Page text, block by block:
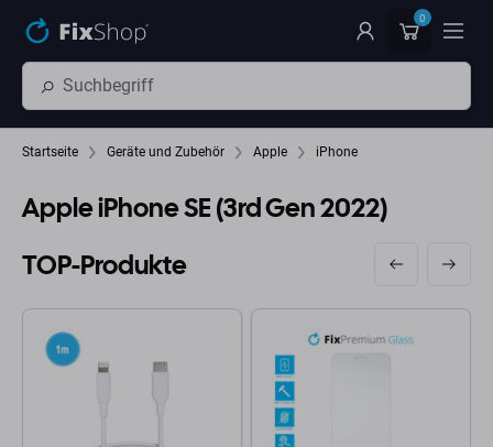
0
Startseite Geräte und Zubehör Apple iPhone
Apple iPhone SE (3rd Gen 2022)
TOP-Produkte